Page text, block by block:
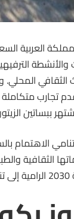
العربية
والأنشطة
الثقافي
تجارب
ببساتين
الاهتمام
الثقافية